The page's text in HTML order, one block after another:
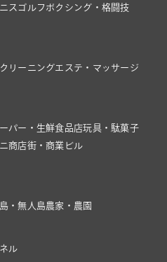
ス ゴルフ ボクシング・格闘技
クリーニングエステ・マッサージ
パー・生鮮食品店玩具・駄菓子
商店街・商業ビル
島・無人島農家・農園
ル